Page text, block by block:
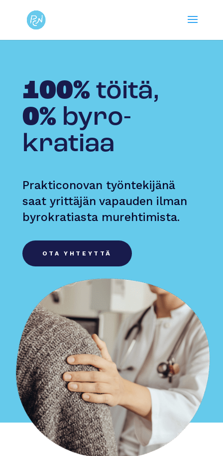
100%töitä,
0% byro­
kratiaa
Prakticonovan työntekijänä
saat yrittäjän vapauden ilman
byrokratiasta murehtimista.
OTA YHTEYTTÄ